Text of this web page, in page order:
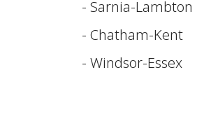
- Sarnia-Lambton
- Chatham-Kent
- Windsor-Essex